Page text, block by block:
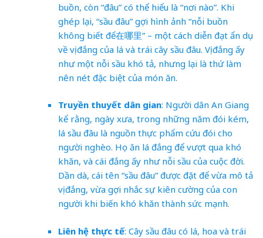
buồn, còn “đâu” có thể hiểu là “nơi nào”. Khi
ghép lại, “sầu đâu” gợi hình ảnh “nỗi buồn
không biết để在哪里” – một cách diễn đạt ẩn dụ
về vị đắng của lá và trái cây sầu đâu. Vị đắng ấy
như một nỗi sầu khó tả, nhưng lại là thứ làm
nên nét đặc biệt của món ăn.
Truyền thuyết dân gian: Người dân An Giang
kể rằng, ngày xưa, trong những năm đói kém,
lá sầu đâu là nguồn thực phẩm cứu đói cho
người nghèo. Họ ăn lá đắng để vượt qua khó
khăn, và cái đắng ấy như nỗi sầu của cuộc đời.
Dần dà, cái tên “sầu đâu” được đặt để vừa mô tả
vị đắng, vừa gợi nhắc sự kiên cường của con
người khi biến khó khăn thành sức mạnh.
Liên hệ thực tế: Cây sầu đâu có lá, hoa và trái